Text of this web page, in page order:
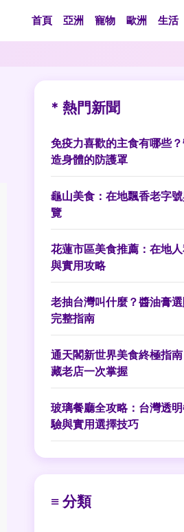
首頁 亞洲 寵物 歐洲 生活
* 熱門新聞
免疫力喜歡的主食有哪些
造身體的防護罩
龜山美食：在地飄香老字
覽
花蓮市區美食推薦：在地
與實用攻略
老抽台灣叫什麼？醬油膏
完整指南
通天閣新世界美食終極指
藏老店一次掌握
玻璃餐廳全攻略：台灣透
驗與實用選擇技巧
≡ 分類